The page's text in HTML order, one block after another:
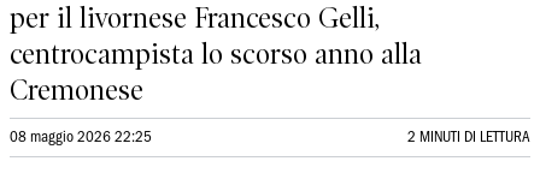
per il livornese Francesco Gelli,
centrocampista lo scorso anno alla
Cremonese
08 maggio 2026 22:25 2 MINUTI DI LETTURA